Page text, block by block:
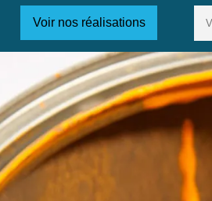
Voir nos réalisations